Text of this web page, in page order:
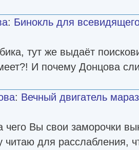
: Бинокль для
тут же выдаёт
И почему Донцова
: Вечный двигатель
Вы свои заморочки
для расслабления,